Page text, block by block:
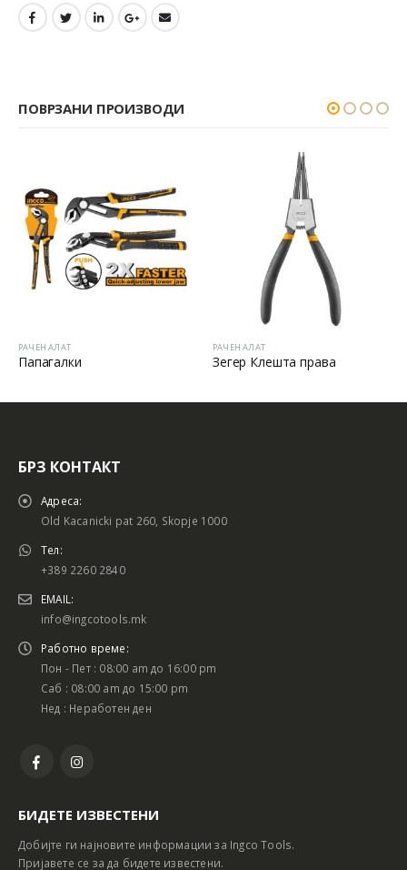
ПОВРЗАНИ ПРОИЗВОДИ
РАЧЕН АЛАТ
Папагалки
РАЧЕН АЛАТ
Зегер Клешта права
БРЗ КОНТАКТ
Адреса:
Old Kacanicki pat 260, Skopje 1000
Тел:
+389 2260 2840
EMAIL:
info@ingcotools.mk
Работно време:
Пон - Пет : 08:00 am до 16:00 pm
Саб : 08:00 am до 15:00 pm
Нед : Неработен ден
БИДЕТЕ ИЗВЕСТЕНИ
Добијте ги најновите информации за Ingco Tools.
Пријавете се за да бидете известени.